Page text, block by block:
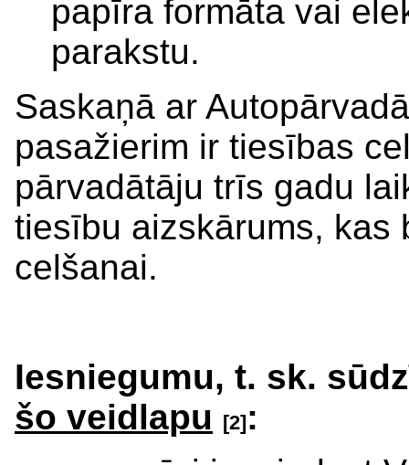
papīra formāta vai
parakstu.
Saskaņā ar
pasažierim ir tiesības
pārvadātāju trīs gadu
tiesību aizskārums, kas
celšanai.
Iesniegumu, t. sk.
šo veidlapu [2]: